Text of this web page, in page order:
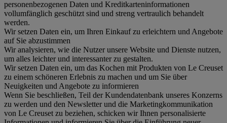
personenbezogenen Daten und Kreditkarteninformationen
vollumfänglich geschützt sind und streng vertraulich behandelt
werden.
Wir setzen Daten ein, um Ihren Einkauf zu erleichtern und Angebote
auf Sie abzustimmen
Wir analysieren, wie die Nutzer unsere Website und Dienste nutzen,
um alles leichter und interessanter zu gestalten.
Wir setzen Daten ein, um das Kochen mit Produkten von Le Creuset
zu einem schöneren Erlebnis zu machen und um Sie über
Neuigkeiten und Angebote zu informieren
Wenn Sie beschließen, Teil der Kundendatenbank unseres Konzerns
zu werden und den Newsletter und die Marketingkommunikation
von Le Creuset zu beziehen, schicken wir Ihnen personalisierte